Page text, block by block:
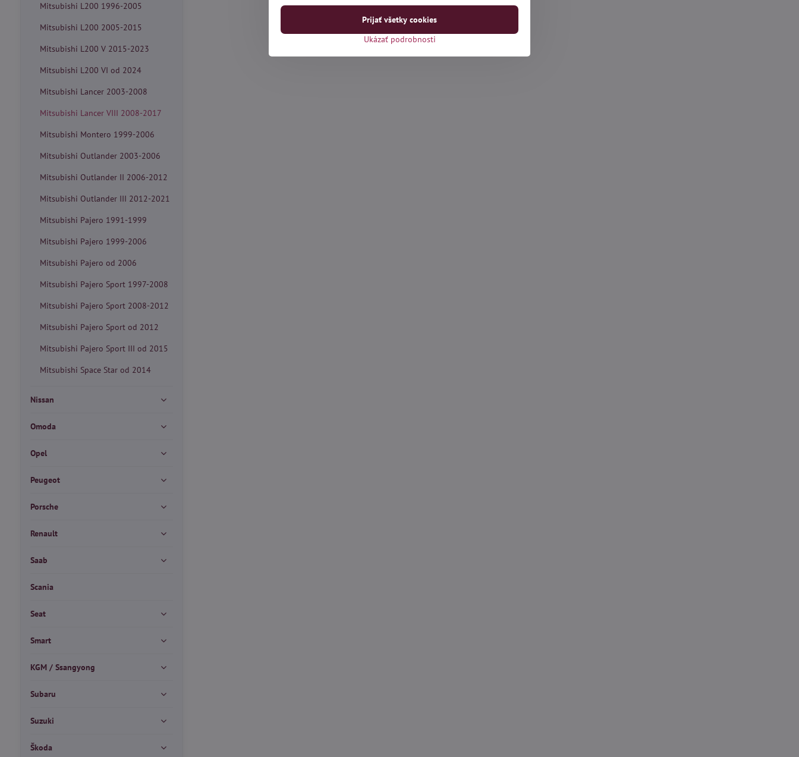
Mitsubishi L200 1996-2005
Mitsubishi L200 2005-2015
Mitsubishi L200 V 2015-2023
Mitsubishi L200 VI od 2024
Mitsubishi Lancer 2003-2008
Mitsubishi Lancer VIII 2008-2017
Mitsubishi Montero 1999-2006
Mitsubishi Outlander 2003-2006
Mitsubishi Outlander II 2006-2012
Mitsubishi Outlander III 2012-2021
Mitsubishi Pajero 1991-1999
Mitsubishi Pajero 1999-2006
Mitsubishi Pajero od 2006
Mitsubishi Pajero Sport 1997-2008
Mitsubishi Pajero Sport 2008-2012
Mitsubishi Pajero Sport od 2012
Mitsubishi Pajero Sport III od 2015
Mitsubishi Space Star od 2014
Nissan
Omoda
Opel
Peugeot
Porsche
Renault
Saab
Scania
Seat
Smart
KGM / Ssangyong
Subaru
Suzuki
Škoda
Ukázať podrobnosti
Prijať všetky cookies